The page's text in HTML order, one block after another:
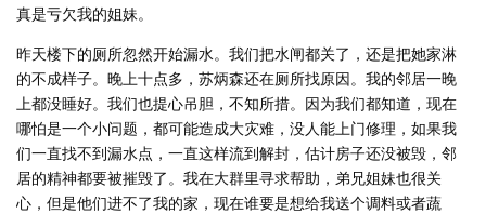
真是亏欠我的姐妹。
昨天楼下的厕所忽然开始漏水。我们把水闸都关了，还是把她家淋
的不成样子。晚上十点多，苏炳森还在厕所找原因。我的邻居一晚
上都没睡好。我们也提心吊胆，不知所措。因为我们都知道，现在
哪怕是一个小问题，都可能造成大灾难，没人能上门修理，如果我
们一直找不到漏水点，一直这样流到解封，估计房子还没被毁，邻
居的精神都要被摧毁了。我在大群里寻求帮助，弟兄姐妹也很关
心，但是他们进不了我的家，现在谁要是想给我送个调料或者蔬